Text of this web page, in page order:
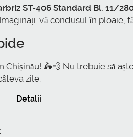
ST-406 Standard Bl. 11/
vă condusul în ploaie,
Chișinău! 🛵💨 Nu trebuie să
zile.
Detalii